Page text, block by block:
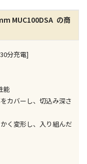
舗での受取となりま
品です（宅配便での
す
ん。お手数です
求めください
きません。
店舗受取は選択でき
MUC100DSA の商
分充電]
能
カバーし、切込み深さ
く変形し、入り組んだ